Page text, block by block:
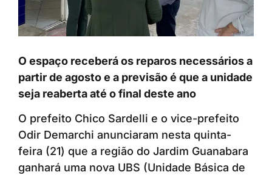
O espaço receberá os reparos necessários a
partir de agosto e a previsão é que a unidade
seja reaberta até o final deste ano
O prefeito Chico Sardelli e o vice-prefeito
Odir Demarchi anunciaram nesta quinta-
feira (21) que a região do Jardim Guanabara
ganhará uma nova UBS (Unidade Básica de